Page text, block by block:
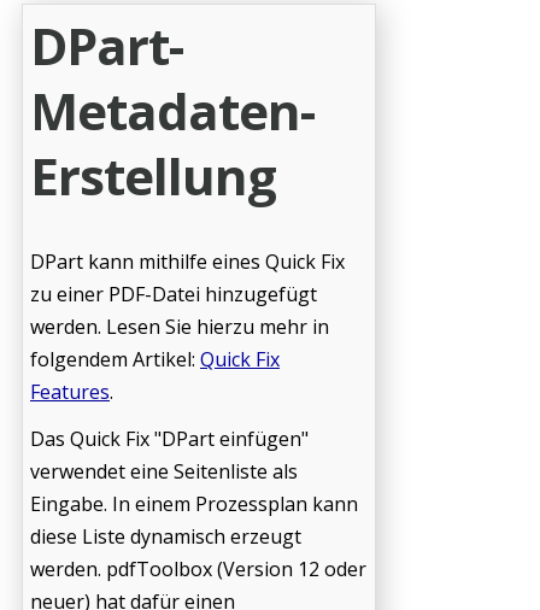
DPart-
Metadaten-
Erstellung
DPart kann mithilfe eines Quick Fix
zu einer PDF-Datei hinzugefügt
werden. Lesen Sie hierzu mehr in
folgendem Artikel: Quick Fix
Features.
Das Quick Fix "DPart einfügen"
verwendet eine Seitenliste als
Eingabe. In einem Prozessplan kann
diese Liste dynamisch erzeugt
werden. pdfToolbox (Version 12 oder
neuer) hat dafür einen